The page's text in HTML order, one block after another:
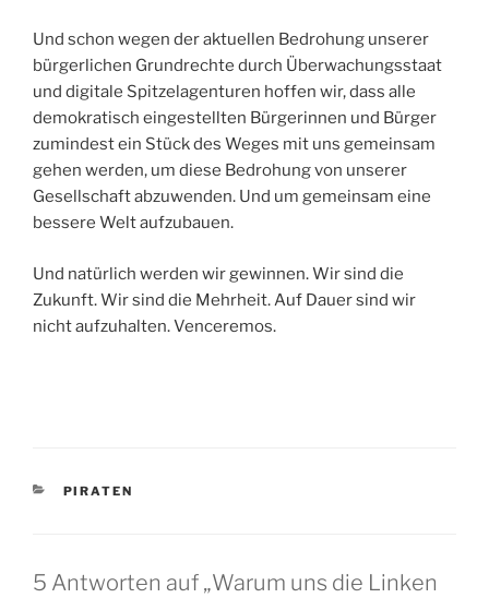
Und schon wegen der aktuellen Bedrohung unserer
bürgerlichen Grundrechte durch Überwachungsstaat
und digitale Spitzelagenturen hoffen wir, dass alle
demokratisch eingestellten Bürgerinnen und Bürger
zumindest ein Stück des Weges mit uns gemeinsam
gehen werden, um diese Bedrohung von unserer
Gesellschaft abzuwenden. Und um gemeinsam eine
bessere Welt aufzubauen.
Und natürlich werden wir gewinnen. Wir sind die
Zukunft. Wir sind die Mehrheit. Auf Dauer sind wir
nicht aufzuhalten. Venceremos.
KATEGORIEN
PIRATEN
5 Antworten auf „Warum uns die Linken